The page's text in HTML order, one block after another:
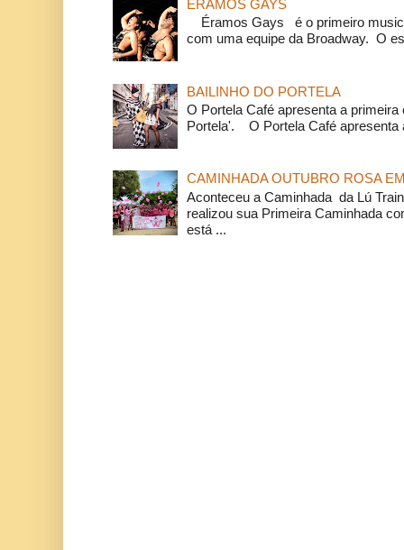
ÉRAMOS GAYS
Éramos Gays é o primeiro
com uma equipe da Broadway. O
BAILINHO DO PORTELA
O Portela Café apresenta a
Portela'. O Portela Café apresenta
CAMINHADA OUTUBRO ROSA
Aconteceu a Caminhada da Lú
realizou sua Primeira Caminhada
está ...